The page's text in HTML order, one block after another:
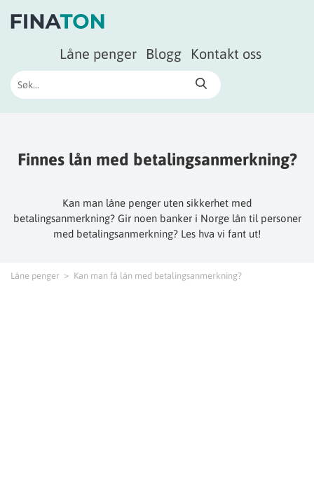
Låne penger Blogg Kontakt oss
Finnes lån med betalingsanmerkning?
Kan man låne penger uten sikkerhet med
betalingsanmerkning? Gir noen banker i Norge lån til personer
med betalingsanmerkning? Les hva vi fant ut!
Låne penger Kan man få lån med betalingsanmerkning?